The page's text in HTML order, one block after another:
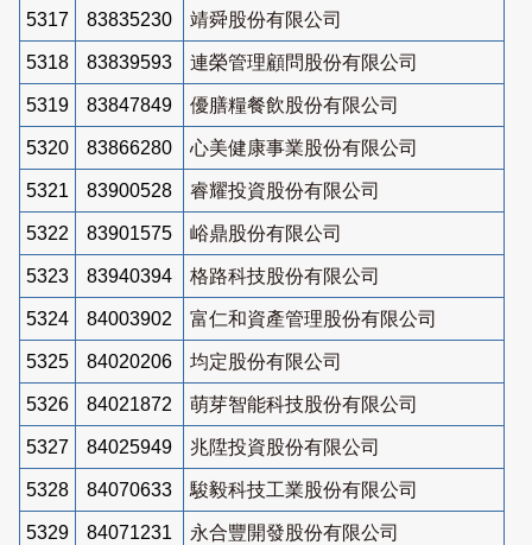
5317 83835230 靖舜股份有限公司
5318 83839593 連榮管理顧問股份有限公司
5319 83847849 優膳糧餐飲股份有限公司
5320 83866280 心美健康事業股份有限公司
5321 83900528 睿耀投資股份有限公司
5322 83901575 峪鼎股份有限公司
5323 83940394 格路科技股份有限公司
5324 84003902 富仁和資產管理股份有限公司
5325 84020206 均定股份有限公司
5326 84021872 萌芽智能科技股份有限公司
5327 84025949 兆陞投資股份有限公司
5328 84070633 駿毅科技工業股份有限公司
5329 84071231 永合豐開發股份有限公司